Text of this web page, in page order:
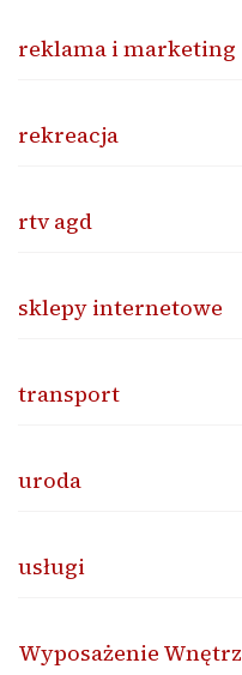
reklama i marketing
rekreacja
rtv agd
sklepy internetowe
transport
uroda
usługi
Wyposażenie Wnętrz